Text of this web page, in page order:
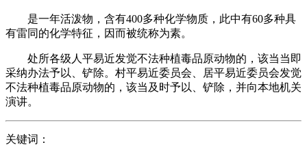
是一年活泼物，含有400多种化学物质，此中有60多种具
有雷同的化学特征，因而被统称为素。
处所各级人平易近发觉不法种植毒品原动物的，该当当即
采纳办法予以、铲除。村平易近委员会、居平易近委员会发觉
不法种植毒品原动物的，该当及时予以、铲除，并向本地机关
演讲。
关键词：